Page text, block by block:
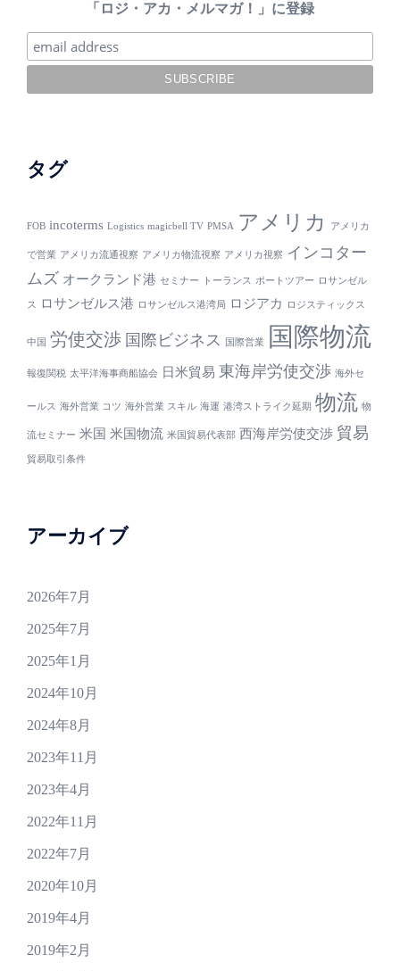
「ロジ・アカ・メルマガ！」に登録
タグ
FOB incoterms Logistics magicbell TV PMSA アメリカ アメリカ
で営業 アメリカ流通視察 アメリカ物流視察 アメリカ視察
インコター
ムズ オークランド港 セミナー トーランス ポートツアー ロサンゼル
ス ロサンゼルス港 ロサンゼルス港湾局 ロジアカ ロジスティックス
中国 労使交渉 国際ビジネス 国際営業 国際物流
報復関税 太平洋海事商船協会 日米貿易 東海岸労使交渉 海外セ
ールス 海外営業 コツ 海外営業 スキル 海運 港湾ストライク延期 物流 物
流セミナー 米国 米国物流 米国貿易代表部 西海岸労使交渉 貿易
貿易取引条件
アーカイブ
2026年7月
2025年7月
2025年1月
2024年10月
2024年8月
2023年11月
2023年4月
2022年11月
2022年7月
2020年10月
2019年4月
2019年2月